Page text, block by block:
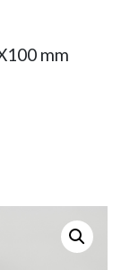
mm